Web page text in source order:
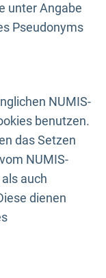
unter Angabe
Pseudonyms
NUMIS-
benutzen.
das Setzen
NUMIS-
auch
dienen